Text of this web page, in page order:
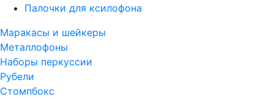
Палочки для ксилофона
Маракасы и шейкеры
Металлофоны
Наборы перкуссии
Рубели
Стомпбокс